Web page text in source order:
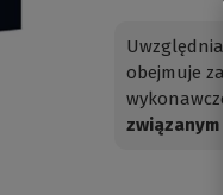
obejmuje